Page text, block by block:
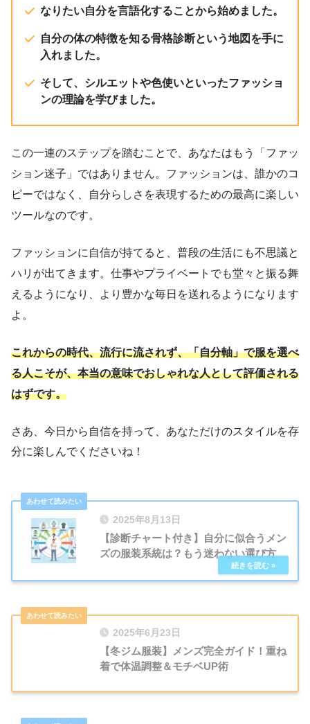
なりたい自分を言語化することから始めました。
自分の体の特徴を知る骨格診断という地図を手に
入れました。
そして、シルエットや色使いといったファッショ
ンの理論を学びました。
この一連のステップを踏むことで、あなたはもう「ファッ
ション迷子」ではありません。ファッションは、誰かのコ
ピーではなく、自分らしさを表現するための最高に楽しい
ツールなのです。
ファッションに自信が持てると、普段の生活にも不思議と
ハリが出てきます。仕事やプライベートでも堂々と振る舞
えるようになり、より豊かな毎日を送れるようになります
よ。
これからの時代、流行に流されず、「自分軸」で服を選べ
る人こそが、本当の意味でおしゃれな人として評価される
はずです。
さあ、今日から自信を持って、あなただけのスタイルを存
分に楽しんでくださいね！
2025年8月13日
【診断チャート付き】自分に似合うメン
ズの服装系統は？もう迷わない選び方
2025年6月23日
【冬ジム服装】メンズ完全ガイド！重ね
着で体温調整＆モチベUP術